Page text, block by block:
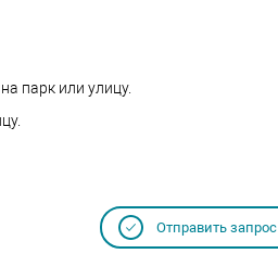
парк или улицу.
Отправить запрос